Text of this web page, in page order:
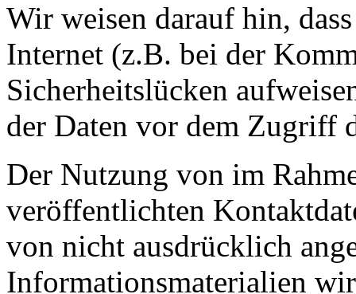
Wir weisen darauf hin,
Internet (z.B. bei der
Sicherheitslücken
der Daten vor dem Zugriff
Der Nutzung von im
veröffentlichten
von nicht ausdrücklich
Informationsmaterialien